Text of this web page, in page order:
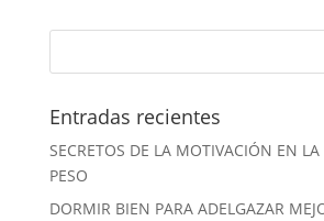
Entradas recientes
SECRETOS DE LA MOTIVACIÓN EN LA
PESO
DORMIR BIEN PARA ADELGAZAR